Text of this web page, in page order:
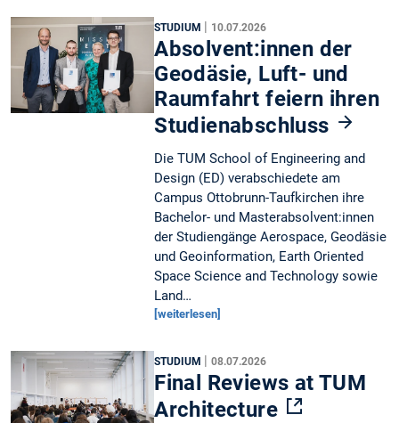
STUDIUM 10.07.2026
Absolvent:innen der
Geodäsie, Luft- und
Raumfahrt feiern ihren
Studienabschluss
Die TUM School of Engineering and
Design (ED) verabschiedete am
Campus Ottobrunn-Taufkirchen ihre
Bachelor- und Masterabsolvent:innen
der Studiengänge Aerospace, Geodäsie
und Geoinformation, Earth Oriented
Space Science and Technology sowie
Land…
[weiterlesen]
STUDIUM |08.07.2026
Final Reviews at TUM
Architecture